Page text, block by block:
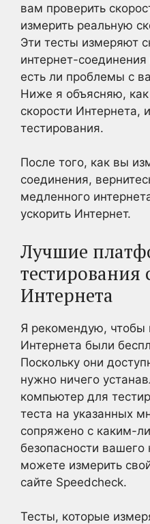
вам проверить
измерить реальную
Эти тесты измеряют
интернет-
есть ли проблемы с
Ниже я объясняю,
скорости Интернета,
тестирования.
После того, как вы
соединения,
медленного
ускорить Интернет.
Лучшие
тестирования
Интернета
Я рекомендую, чтобы
Интернета были
Поскольку они
нужно ничего
компьютер для
теста на указанных
сопряжено с каким-
безопасности
можете измерить
сайте Speedcheck.
Тесты, которые